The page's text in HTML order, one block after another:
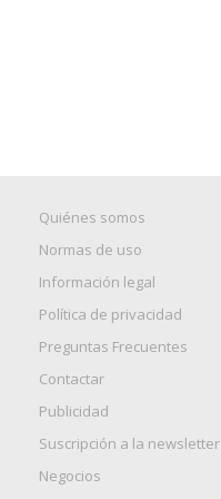
Quiénes somos
Normas de uso
Información legal
Política de privacidad
Preguntas Frecuentes
Contactar
Publicidad
Suscripción a la newsletter
Negocios